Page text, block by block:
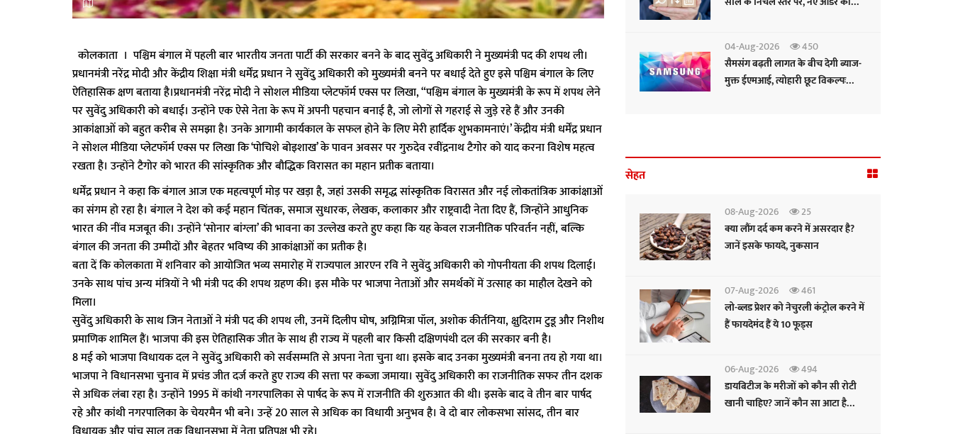
कोलकाता । पश्चिम बंगाल में पहली बार भारतीय जनता पार्टी की सरकार बनने के बाद सुवेंदु अधिकारी ने मुख्यमंत्री पद की शपथ ली।
प्रधानमंत्री नरेंद्र मोदी और केंद्रीय शिक्षा मंत्री धर्मेंद्र प्रधान ने सुवेंदु अधिकारी को मुख्यमंत्री बनने पर बधाई देते हुए इसे पश्चिम बंगाल के लिए
ऐतिहासिक क्षण बताया है।प्रधानमंत्री नरेंद्र मोदी ने सोशल मीडिया प्लेटफॉर्म एक्स पर लिखा, “पश्चिम बंगाल के मुख्यमंत्री के रूप में शपथ लेने
पर सुवेंदु अधिकारी को बधाई। उन्होंने एक ऐसे नेता के रूप में अपनी पहचान बनाई है, जो लोगों से गहराई से जुड़े रहे हैं और उनकी
आकांक्षाओं को बहुत करीब से समझा है। उनके आगामी कार्यकाल के सफल होने के लिए मेरी हार्दिक शुभकामनाएं।’ केंद्रीय मंत्री धर्मेंद्र प्रधान
ने सोशल मीडिया प्लेटफॉर्म एक्स पर लिखा कि ‘पोचिशे बोइशाख’ के पावन अवसर पर गुरुदेव रवींद्रनाथ टैगोर को याद करना विशेष महत्व
रखता है। उन्होंने टैगोर को भारत की सांस्कृतिक और बौद्धिक विरासत का महान प्रतीक बताया।
धर्मेंद्र प्रधान ने कहा कि बंगाल आज एक महत्वपूर्ण मोड़ पर खड़ा है, जहां उसकी समृद्ध सांस्कृतिक विरासत और नई लोकतांत्रिक आकांक्षाओं
का संगम हो रहा है। बंगाल ने देश को कई महान चिंतक, समाज सुधारक, लेखक, कलाकार और राष्ट्रवादी नेता दिए हैं, जिन्होंने आधुनिक
भारत की नींव मजबूत की। उन्होंने ‘सोनार बांग्ला’ की भावना का उल्लेख करते हुए कहा कि यह केवल राजनीतिक परिवर्तन नहीं, बल्कि
बंगाल की जनता की उम्मीदों और बेहतर भविष्य की आकांक्षाओं का प्रतीक है।
बता दें कि कोलकाता में शनिवार को आयोजित भव्य समारोह में राज्यपाल आरएन रवि ने सुवेंदु अधिकारी को गोपनीयता की शपथ दिलाई।
उनके साथ पांच अन्य मंत्रियों ने भी मंत्री पद की शपथ ग्रहण की। इस मौके पर भाजपा नेताओं और समर्थकों में उत्साह का माहौल देखने को
मिला।
सुवेंदु अधिकारी के साथ जिन नेताओं ने मंत्री पद की शपथ ली, उनमें दिलीप घोष, अग्निमित्रा पॉल, अशोक कीर्तनिया, क्षुदिराम टुडू और निशीथ
प्रमाणिक शामिल हैं। भाजपा की इस ऐतिहासिक जीत के साथ ही राज्य में पहली बार किसी दक्षिणपंथी दल की सरकार बनी है।
8 मई को भाजपा विधायक दल ने सुवेंदु अधिकारी को सर्वसम्मति से अपना नेता चुना था। इसके बाद उनका मुख्यमंत्री बनना तय हो गया था।
भाजपा ने विधानसभा चुनाव में प्रचंड जीत दर्ज करते हुए राज्य की सत्ता पर कब्जा जमाया। सुवेंदु अधिकारी का राजनीतिक सफर तीन दशक
से अधिक लंबा रहा है। उन्होंने 1995 में कांथी नगरपालिका से पार्षद के रूप में राजनीति की शुरुआत की थी। इसके बाद वे तीन बार पार्षद
रहे और कांथी नगरपालिका के चेयरमैन भी बने। उन्हें 20 साल से अधिक का विधायी अनुभव है। वे दो बार लोकसभा सांसद, तीन बार
04-Aug-2026
450
सैमसंग बढ़ती लागत के बीच देगी ब्याज-
मुक्त ईएमआई, त्योहारी छूट विकल्पः
सेहत
08-Aug-2026
25
क्या लौंग दर्द कम करने में असरदार है?
जानें इसके फायदे, नुकसान
07-Aug-2026
461
लो-ब्लड प्रेशर को नेचुरली कंट्रोल करने में
हैं फायदेमंद हैं ये 10 फूड्स
06-Aug-2026
494
डायबिटीज के मरीजों को कौन सी रोटी
खानी चाहिए? जानें कौन सा आटा है